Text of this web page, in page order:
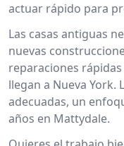
actuar rápido para
Las casas antiguas
nuevas
reparaciones
llegan a Nueva York.
adecuadas, un
años en Mattydale.